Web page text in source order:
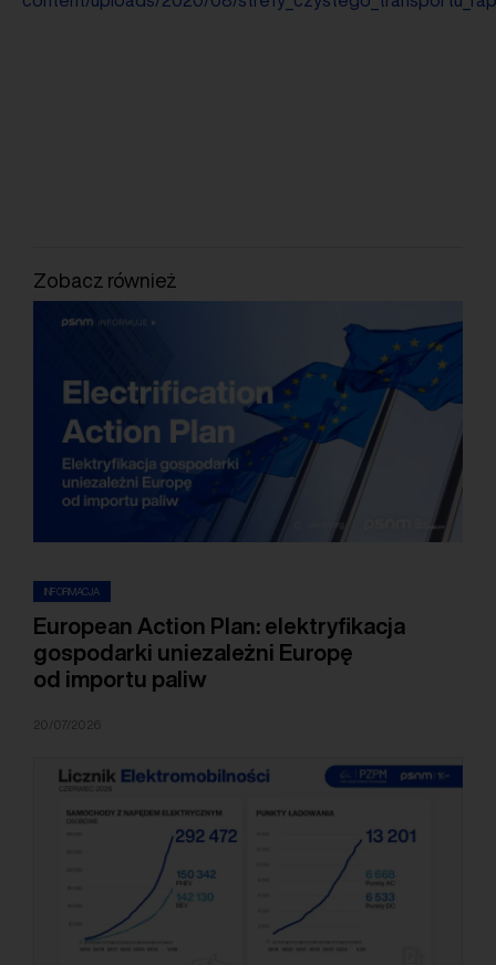
Zobacz również
INFORMACJA
European Action Plan: elektryfikacja
gospodarki uniezależni Europę
od importu paliw
20/07/2026